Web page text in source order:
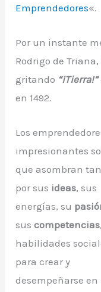
Emprendedores«.
Por un instante
Rodrigo de
gritando “¡Tierra!”
en 1492.
Los
impresionantes
que asombran
por sus ideas, sus
energías, su
suscompetencias
habilidades
para crear y
desempeñarse en